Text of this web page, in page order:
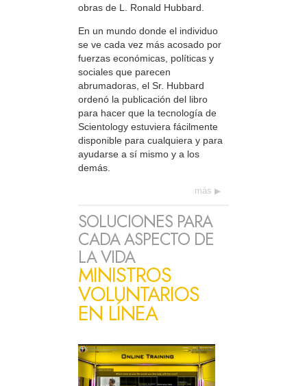
obras de L. Ronald Hubbard.
En un mundo donde el individuo
se ve cada vez más acosado por
fuerzas económicas, políticas y
sociales que parecen
abrumadoras, el Sr. Hubbard
ordenó la publicación del libro
para hacer que la tecnología de
Scientology estuviera fácilmente
disponible para cualquiera y para
ayudarse a sí mismo y a los
demás.
más
SOLUCIONES PARA
CADA ASPECTO DE
LA VIDA
MINISTROS
VOLUNTARIOS
EN LÍNEA